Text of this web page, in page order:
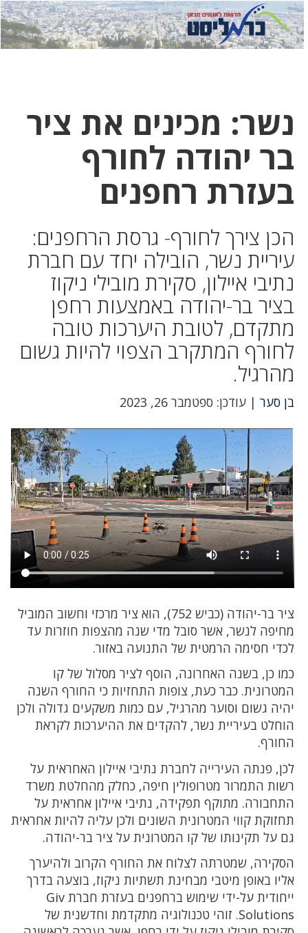
לחץ
כאן
לחץ
כדי
נשר: מכינים את ציר
בר יהודה לחורף
בעזרת רחפנים
הכן צירך לחורף- גרסת הרחפנים:
עיריית נשר, הובילה יחד עם חברת
נתיבי איילון, סקירת מובילי ניקוז
בציר בר-יהודה באמצעות רחפן
מתקדם, לטובת היערכות טובה
לחורף המתקרב הצפוי להיות גשום
מהרגיל.
בן סער | עודכן: ספטמבר 26, 2023
ציר בר-יהודה (כביש 752), הוא ציר מרכזי וחשוב המוביל
מחיפה לנשר, אשר סובל מדי שנה מהצפות חוזרות עד
לכדי חסימה הרמטית של התנועה באזור.
כמו כן, בשנה האחרונה, הוסף לציר מסלול של קו
המטרונית. כבר כעת, צופות התחזיות כי החורף השנה
יהיה גשום וסוער מהרגיל, עם כמות משקעים גדולה ולכן
הוחלט בעיריית נשר, להקדים את ההיערכות לקראת
החורף.
לכן, פנתה העירייה לחברת נתיבי איילון האחראית על
רשות התמרור מטרופולין חיפה, כחלק מהחלטת משרד
התחבורה. מתוקף תפקידה, נתיבי איילון אחראית על
תחזוקת קווי המטרונית השונים ולכן עליה להיות אחראית
גם על תקינותו של קו המטרונית על ציר בר-יהודה.
הסקירה, שמטרתה לצלוח את החורף הקרוב ולהיערך
אליו באופן מיטבי מבחינת תשתיות ניקוז, בוצעה בדרך
ייחודית על-ידי שימוש ברחפנים בעזרת חברת Giv
Solutions. זוהי טכנולוגיה מתקדמת וחדשנית של